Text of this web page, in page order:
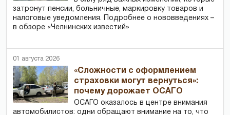
затронут пенсии, больничные, маркировку товаров и
налоговые уведомления. Подробнее о нововведениях –
в обзоре «Челнинских известий»
01 августа 2026
«Сложности с оформлением
страховки могут вернуться»:
почему дорожает ОСАГО
ОСАГО оказалось в центре внимания
автомобилистов: одни обращают внимание на то, что